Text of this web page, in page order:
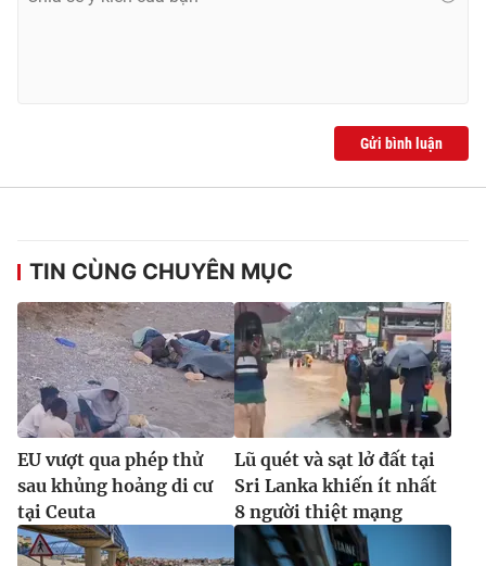
Gửi bình luận
TIN CÙNG CHUYÊN MỤC
EU vượt qua phép thử
sau khủng hoảng di cư
tại Ceuta
Lũ quét và sạt lở đất tại
Sri Lanka khiến ít nhất
8 người thiệt mạng